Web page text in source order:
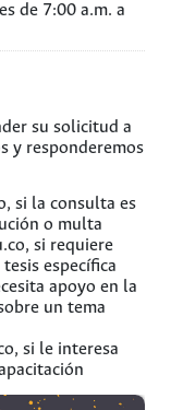
7:00 a.m. a
su solicitud a
y responderemos
si la consulta es
o multa
si requiere
específica
apoyo en la
un tema
si le interesa